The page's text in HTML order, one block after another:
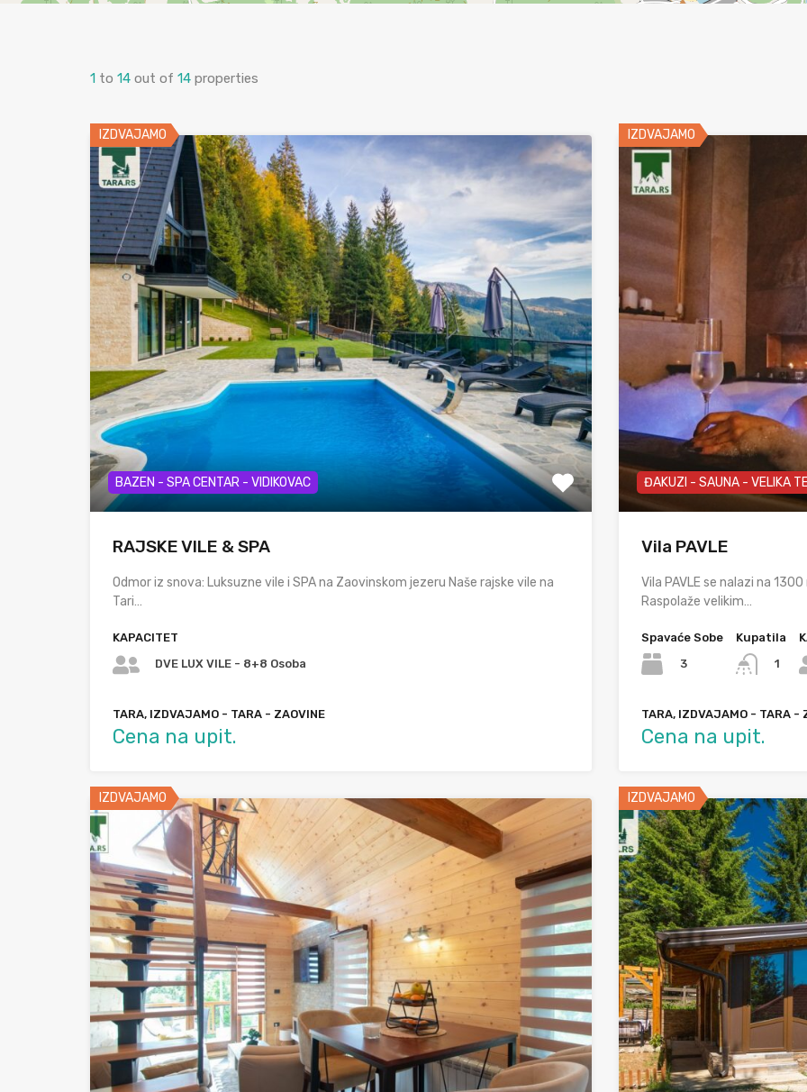
1 to 14 out of 14 properties
IZDVAJAMO
BAZEN - SPA CENTAR - VIDIKOVAC
RAJSKE VILE & SPA
Odmor iz snova: Luksuzne vile i SPA na Zaovinskom jezeru Naše rajske vile na
Tari…
KAPACITET
DVE LUX VILE - 8+8 Osoba
TARA, IZDVAJAMO - TARA - ZAOVINE
Cena na upit.
IZDVAJAMO
ĐAKUZI - SAUNA - VELIKA
Vila PAVLE
Vila PAVLE se nalazi na
Raspolaže velikim…
Spavaće Sobe
3
Kupatila
1
TARA, IZDVAJAMO - TARA -
Cena na upit.
IZDVAJAMO IZDVAJAMO